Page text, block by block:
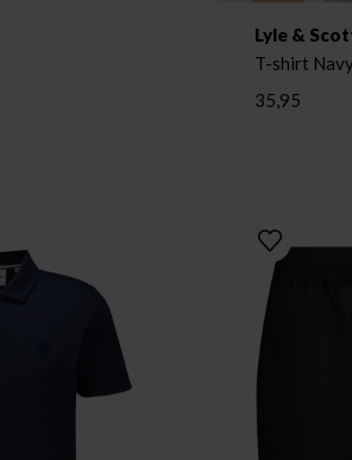
Lyle &
T-shirt Navy
35,95